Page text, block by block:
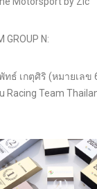
GROUP N:
ธ์ เกตุศิริ (หมายเลข
Racing Team